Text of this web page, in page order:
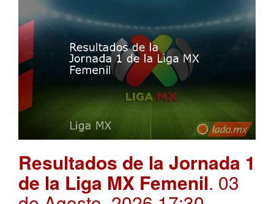
Resultados de la Jornada 1
de la Liga MX Femenil. 03